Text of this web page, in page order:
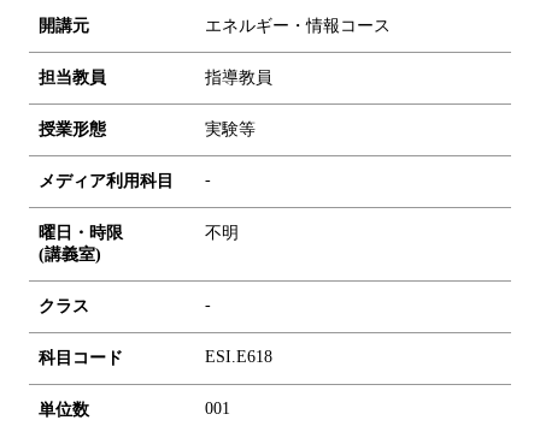
開講元 エネルギー・情報コース
担当教員 指導教員
授業形態 実験等
メディア利用科目 -
曜日・時限
(講義室)
不明
クラス -
科目コード ESI.E618
単位数 001